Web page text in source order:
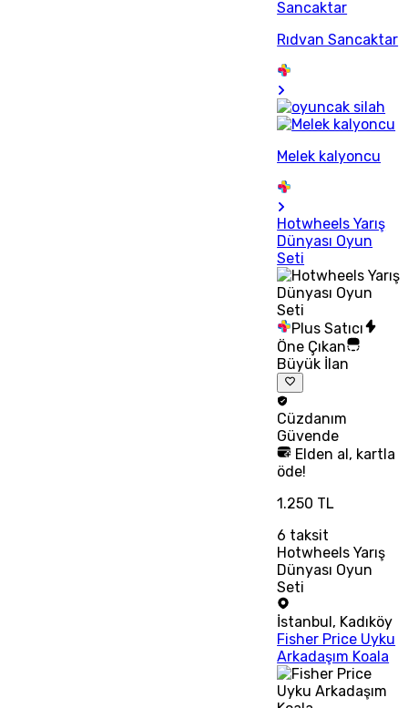
Rıdvan Sancaktar
Melek kalyoncu
Hotwheels Yarış
Dünyası Oyun
Seti
Plus Satıcı
Öne Çıkan
Büyük İlan
Cüzdanım
Güvende
Elden al, kartla
öde!
1.250 TL
6 taksit
Hotwheels Yarış
Dünyası Oyun
Seti
İstanbul , Kadıköy
Fisher Price Uyku
Arkadaşım Koala